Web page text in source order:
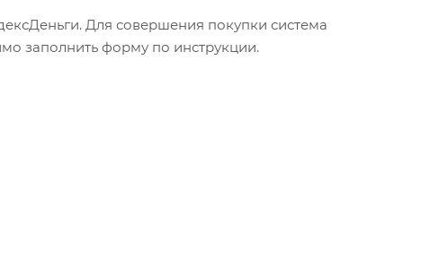
Для совершения покупки система
заполнить форму по инструкции.